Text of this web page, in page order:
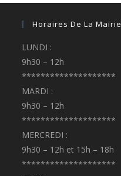
Horaires De La Mairie
LUNDI :
9h30 – 12h
********************
MARDI :
9h30 – 12h
********************
MERCREDI :
9h30 – 12h et 15h – 18h
********************